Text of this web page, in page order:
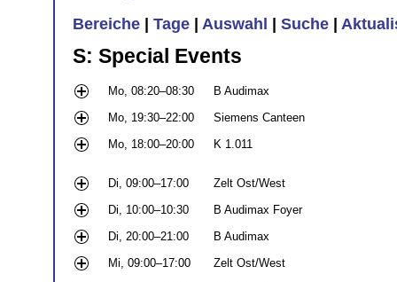
Bereiche Tage Auswahl Suche
S: Special Events
Mo, 08:20–08:30
B Audimax
Mo, 19:30–22:00
Siemens Canteen
Mo, 18:00–20:00
K 1.011
Di, 09:00–17:00
Zelt Ost/West
Di, 10:00–10:30
B Audimax Foyer
Di, 20:00–21:00
B Audimax
Mi, 09:00–17:00
Zelt Ost/West